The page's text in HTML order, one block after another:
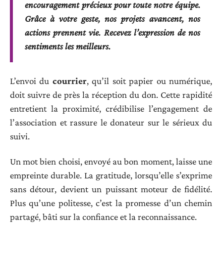
encouragement précieux pour toute notre équipe.
Grâce à votre geste, nos projets avancent, nos
actions prennent vie. Recevez l’expression de nos
sentiments les meilleurs.
L’envoi du courrier, qu’il soit papier ou numérique,
doit suivre de près la réception du don. Cette rapidité
entretient la proximité, crédibilise l’engagement de
l’association et rassure le donateur sur le sérieux du
suivi.
Un mot bien choisi, envoyé au bon moment, laisse une
empreinte durable. La gratitude, lorsqu’elle s’exprime
sans détour, devient un puissant moteur de fidélité.
Plus qu’une politesse, c’est la promesse d’un chemin
partagé, bâti sur la confiance et la reconnaissance.